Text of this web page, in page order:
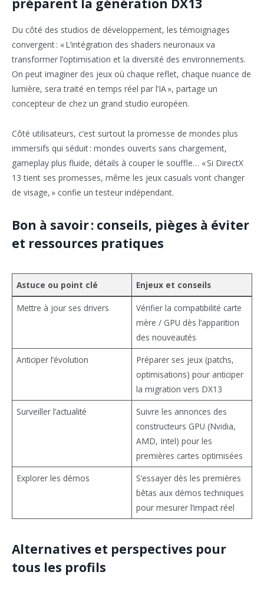
préparent la génération DX13
Du côté des studios de développement, les témoignages
convergent : « L’intégration des shaders neuronaux va
transformer l’optimisation et la diversité des environnements.
On peut imaginer des jeux où chaque reflet, chaque nuance de
lumière, sera traité en temps réel par l’IA », partage un
concepteur de chez un grand studio européen.
Côté utilisateurs, c’est surtout la promesse de mondes plus
immersifs qui séduit : mondes ouverts sans chargement,
gameplay plus fluide, détails à couper le souffle… « Si DirectX
13 tient ses promesses, même les jeux casuals vont changer
de visage, » confie un testeur indépendant.
Bon à savoir : conseils, pièges à éviter
et ressources pratiques
Astuce ou point clé Enjeux et conseils
Mettre à jour ses drivers
Vérifier la compatibilité carte
mère / GPU dès l’apparition
des nouveautés
Anticiper l’évolution
Préparer ses jeux (patchs,
optimisations) pour anticiper
la migration vers DX13
Surveiller l’actualité
Suivre les annonces des
constructeurs GPU (Nvidia,
AMD, Intel) pour les
premières cartes optimisées
Explorer les démos
S’essayer dès les premières
bêtas aux démos techniques
pour mesurer l’impact réel
Alternatives et perspectives pour
tous les profils